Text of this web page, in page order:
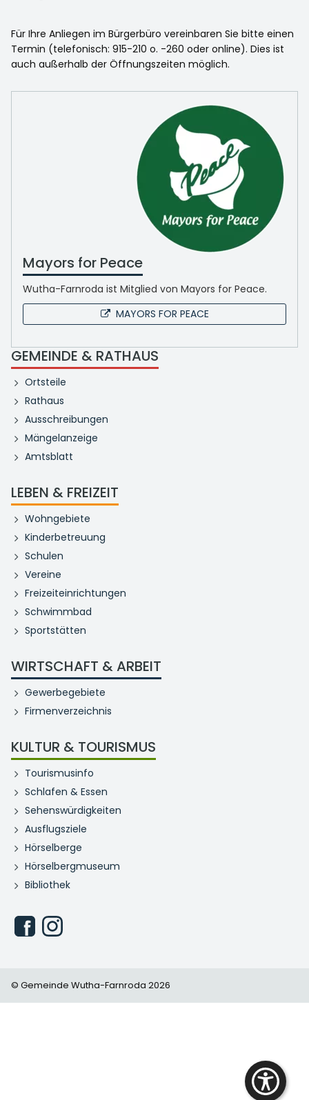
Für Ihre Anliegen im Bürgerbüro vereinbaren Sie bitte einen
Termin (telefonisch: 915-210 o. -260 oder online). Dies ist
auch außerhalb der Öffnungszeiten möglich.
Mayors for Peace
Wutha-Farnroda ist Mitglied von Mayors for Peace.
MAYORS FOR PEACE
GEMEINDE & RATHAUS
Ortsteile
Rathaus
Ausschreibungen
Mängelanzeige
Amtsblatt
LEBEN & FREIZEIT
Wohngebiete
Kinderbetreuung
Schulen
Vereine
Freizeiteinrichtungen
Schwimmbad
Sportstätten
WIRTSCHAFT & ARBEIT
Gewerbegebiete
Firmenverzeichnis
KULTUR & TOURISMUS
Tourismusinfo
Schlafen & Essen
Sehenswürdigkeiten
Ausflugsziele
Hörselberge
Hörselbergmuseum
Bibliothek
© Gemeinde Wutha-Farnroda 2026